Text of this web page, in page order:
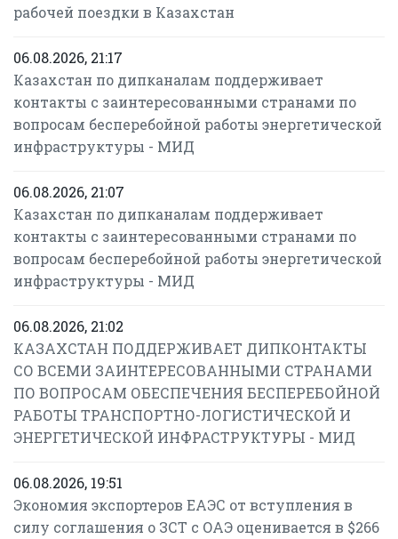
рабочей поездки в Казахстан
06.08.2026, 21:17
Казахстан по дипканалам поддерживает
контакты с заинтересованными странами по
вопросам бесперебойной работы энергетической
инфраструктуры - МИД
06.08.2026, 21:07
Казахстан по дипканалам поддерживает
контакты с заинтересованными странами по
вопросам бесперебойной работы энергетической
инфраструктуры - МИД
06.08.2026, 21:02
КАЗАХСТАН ПОДДЕРЖИВАЕТ ДИПКОНТАКТЫ
СО ВСЕМИ ЗАИНТЕРЕСОВАННЫМИ СТРАНАМИ
ПО ВОПРОСАМ ОБЕСПЕЧЕНИЯ БЕСПЕРЕБОЙНОЙ
РАБОТЫ ТРАНСПОРТНО-ЛОГИСТИЧЕСКОЙ И
ЭНЕРГЕТИЧЕСКОЙ ИНФРАСТРУКТУРЫ - МИД
06.08.2026, 19:51
Экономия экспортеров ЕАЭС от вступления в
силу соглашения о ЗСТ с ОАЭ оценивается в $266